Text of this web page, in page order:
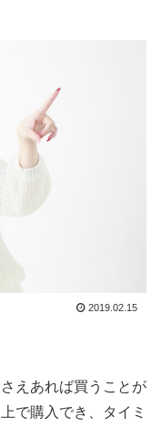
2019.02.15
えあれば買うことが
で購入でき、タイミ